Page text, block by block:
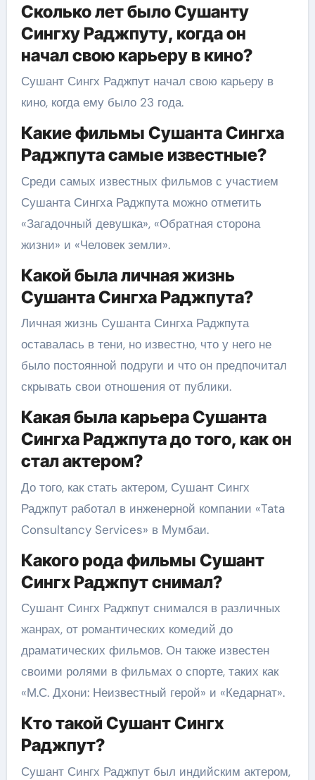
Сколько лет было Сушанту
Сингху Раджпуту, когда он
начал свою карьеру в кино?
Сушант Сингх Раджпут начал свою карьеру в
кино, когда ему было 23 года.
Какие фильмы Сушанта Сингха
Раджпута самые известные?
Среди самых известных фильмов с участием
Сушанта Сингха Раджпута можно отметить
«Загадочный девушка», «Обратная сторона
жизни» и «Человек земли».
Какой была личная жизнь
Сушанта Сингха Раджпута?
Личная жизнь Сушанта Сингха Раджпута
оставалась в тени, но известно, что у него не
было постоянной подруги и что он предпочитал
скрывать свои отношения от публики.
Какая была карьера Сушанта
Сингха Раджпута до того, как он
стал актером?
До того, как стать актером, Сушант Сингх
Раджпут работал в инженерной компании «Tata
Consultancy Services» в Мумбаи.
Какого рода фильмы Сушант
Сингх Раджпут снимал?
Сушант Сингх Раджпут снимался в различных
жанрах, от романтических комедий до
драматических фильмов. Он также известен
своими ролями в фильмах о спорте, таких как
«М.С. Дхони: Неизвестный герой» и «Кедарнат».
Кто такой Сушант Сингх
Раджпут?
Сушант Сингх Раджпут был индийским актером,